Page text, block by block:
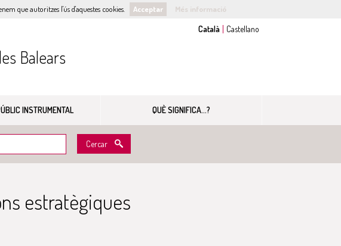
que autoritzes l'ús d'aquestes cookies. Acceptar Més informació
Balears
INSTRUMENTAL QUÈ SIGNIFICA...?
Cercar
estratègiques